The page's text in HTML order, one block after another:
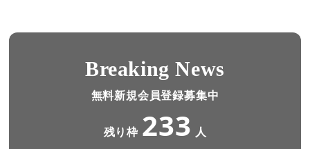
Breaking News
無料新規会員登録募集中
残り枠 233 人